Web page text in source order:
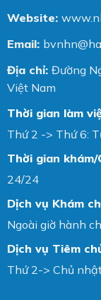
Website:
Email:
Địa chỉ: Đường
Việt Nam
Thời gian làm
Thứ 2 -> Thứ 6:
Thời gian khám/
24/24
Dịch vụ Khám
Ngoài giờ hành
Dịch vụ Tiêm
Thứ 2-> Chủ